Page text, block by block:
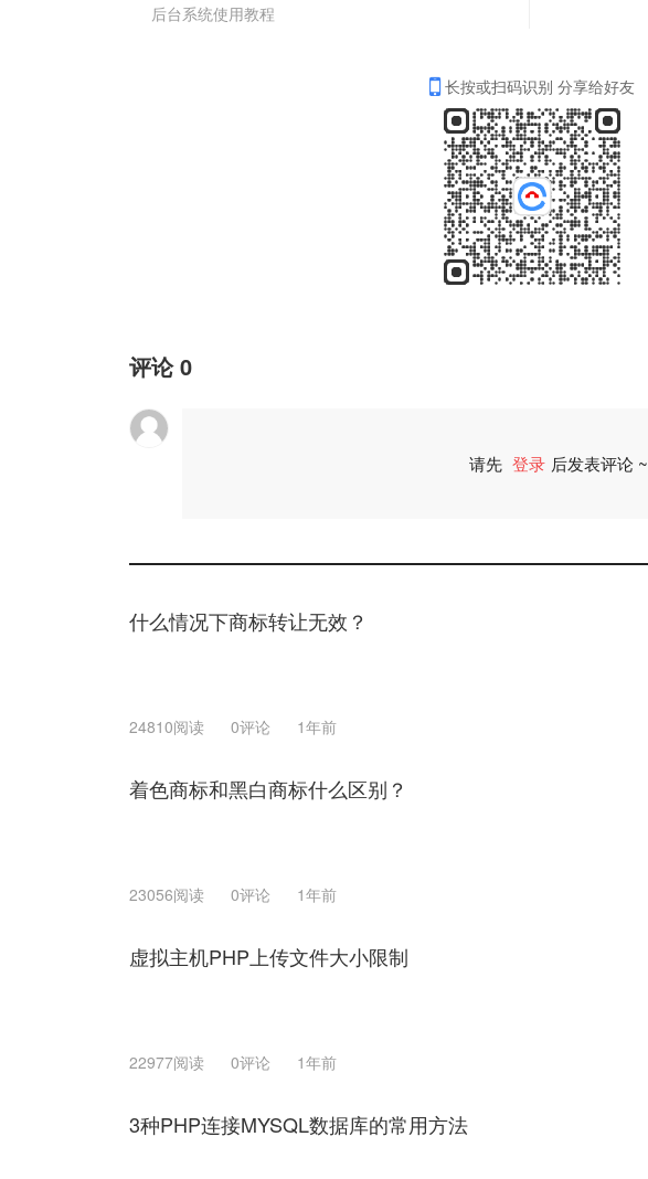
后台系统使用教程
长按或扫码识别 分享给好友
评论0
请先 登录 后发表评论 ~
什么情况下商标转让无效？
24810阅读 0评论 1年前
着色商标和黑白商标什么区别？
23056阅读 0评论 1年前
虚拟主机PHP上传文件大小限制
22977阅读 0评论 1年前
3种PHP连接MYSQL数据库的常用方法